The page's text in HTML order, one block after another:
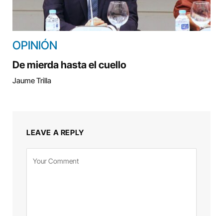
OPINIÓN
De mierda hasta el cuello
Jaume Trilla
LEAVE A REPLY